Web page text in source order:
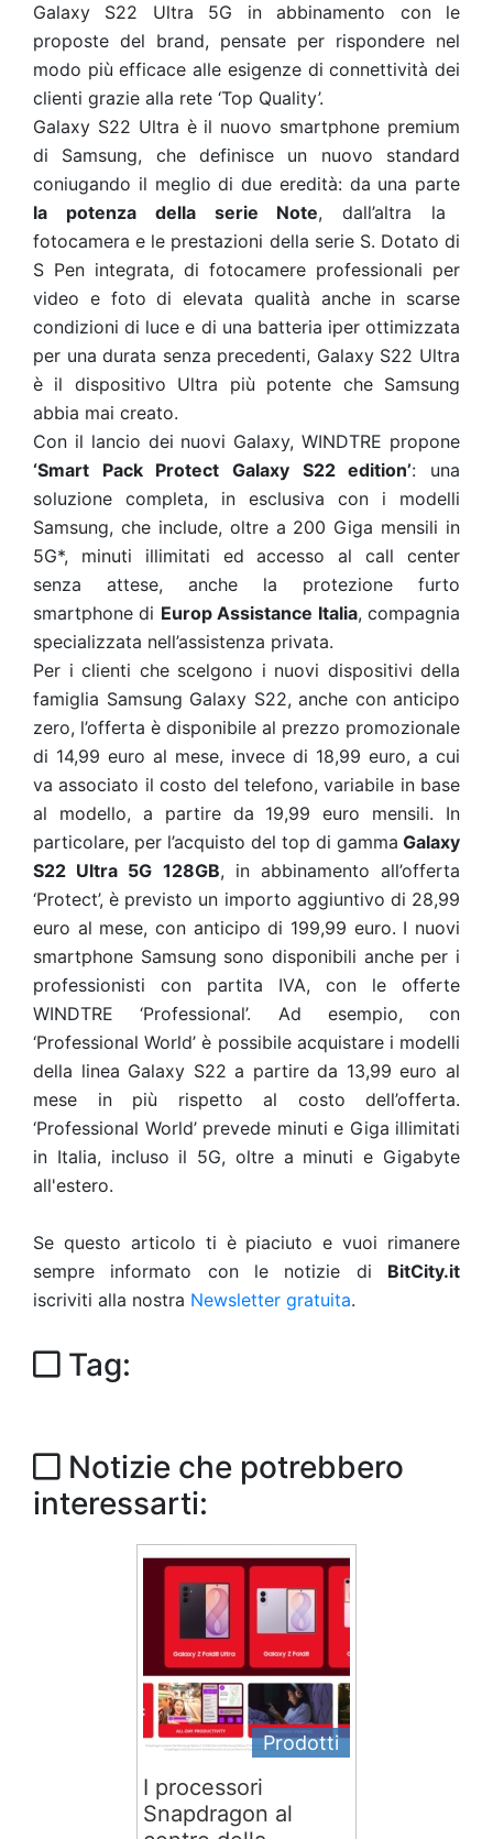
Galaxy S22 Ultra 5G in abbinamento con le
proposte del brand, pensate per rispondere nel
modo più efficace alle esigenze di connettività dei
clienti grazie alla rete ‘Top Quality’.
Galaxy S22 Ultra è il nuovo smartphone premium
di Samsung, che definisce un nuovo standard
coniugando il meglio di due eredità: da una parte
la potenza della serie Note, dall’altra la
fotocamera e le prestazioni della serie S. Dotato di
S Pen integrata, di fotocamere professionali per
video e foto di elevata qualità anche in scarse
condizioni di luce e di una batteria iper ottimizzata
per una durata senza precedenti, Galaxy S22 Ultra
è il dispositivo Ultra più potente che Samsung
abbia mai creato.
Con il lancio dei nuovi Galaxy, WINDTRE propone
‘Smart Pack Protect Galaxy S22 edition’: una
soluzione completa, in esclusiva con i modelli
Samsung, che include, oltre a 200 Giga mensili in
5G*, minuti illimitati ed accesso al call center
senza attese, anche la protezione furto
smartphone di Europ Assistance Italia, compagnia
specializzata nell’assistenza privata.
Per i clienti che scelgono i nuovi dispositivi della
famiglia Samsung Galaxy S22, anche con anticipo
zero, l’offerta è disponibile al prezzo promozionale
di 14,99 euro al mese, invece di 18,99 euro, a cui
va associato il costo del telefono, variabile in base
al modello, a partire da 19,99 euro mensili. In
particolare, per l’acquisto del top di gamma Galaxy
S22 Ultra 5G 128GB, in abbinamento all’offerta
‘Protect’, è previsto un importo aggiuntivo di 28,99
euro al mese, con anticipo di 199,99 euro. I nuovi
smartphone Samsung sono disponibili anche per i
professionisti con partita IVA, con le offerte
WINDTRE ‘Professional’. Ad esempio, con
‘Professional World’ è possibile acquistare i modelli
della linea Galaxy S22 a partire da 13,99 euro al
mese in più rispetto al costo dell’offerta.
‘Professional World’ prevede minuti e Giga illimitati
in Italia, incluso il 5G, oltre a minuti e Gigabyte
all'estero.
Se questo articolo ti è piaciuto e vuoi rimanere
sempre informato con le notizie di BitCity.it
iscriviti alla nostra Newsletter gratuita.
Tag:
Notizie che potrebbero
interessarti:
Prodotti
I processori
Snapdragon al